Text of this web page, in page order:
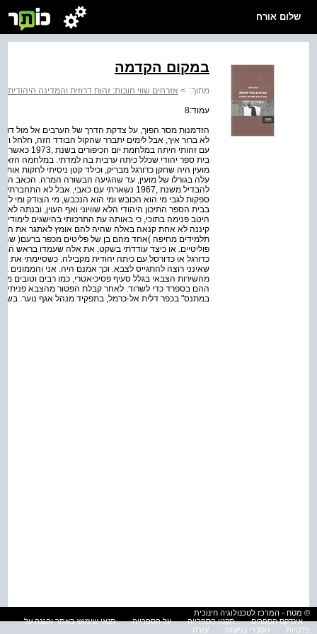
שלום אורח
במקום הקדמה
מתוך: > אזרחים שווי חובות: זהות דרוזית והמדינה היהודית
עמוד:8
הזדמנות מסר הפוך, על צדקת הדרך של הערבים אל מול
לא ברור איך, אבל לימים יתברר שהקול הבודד הזה, חלחל
עם זהותי
בית ספר יהודי שכלל כיתה ערבית בה למדתי. במלחמה
מועין היה שחקן כדורגל מבריק, וכילד קטן ניסיתי לחקות
עלה בגורלו של מועין, עד שהגיעה הבשורה המרה. הכאב
להבדיל משנת ,1967 נשארתי עם כאבי, אבל לא
ספקות לגבי מי הוא הכובש ומי הוא הנכבש, מי הצודק ומי
בבית הספר התיכון היהודי הלא שוויוני ואף העוין,
היטב פנימה בתוכי, כי באותה עת התרכזתי בהישגים
קיננה לא אחת קנאה באלה שהיה להם אומץ לאתגר את
תלמידים מחיפה )אחד מהם בן של פליטים מכפר ברעם(
פוליטיים. או כיצד עודדתי בשקט, את אלה שעמדו בראש
כדורגל או כדורסל עם כיתה יהודית מקבילה. כשסיימתי את
שאינני רוצה להתגייס לצבא. וכך אמנם היה. אני והממונים
מהשירות הצבאי בגלל סעיף פסיכיאטרי, כמו רבים וטובים
ההם בספרד כדי לשרוד. לאחר קבלת הפטור מהצבא פניתי
במתנס" בכפר דלית אל-כרמל, בתפקיד מנהל אגף נוער.
© מטח - המרכז לטכנולוגיה חינוכית
אינדקס הספרים
תקנון הספרייה על הספרייה
תנאי שימוש באתר והגנה על
פרטיות
הסדרי נגישות עזרה